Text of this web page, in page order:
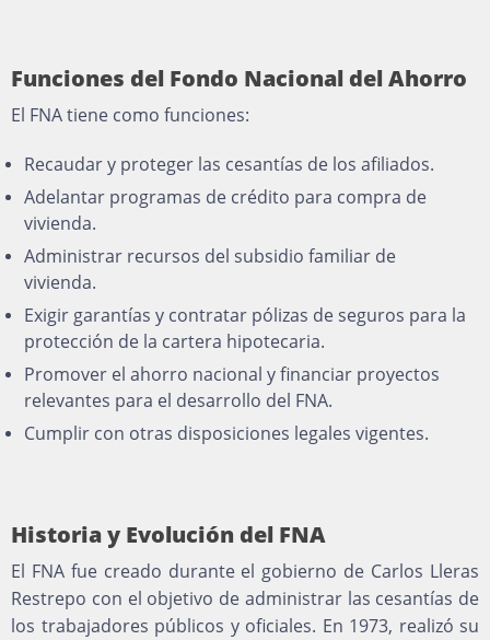
Funciones del Fondo Nacional del Ahorro
El FNA tiene como funciones:
Recaudar y proteger las cesantías de los afiliados.
Adelantar programas de crédito para compra de
vivienda.
Administrar recursos del subsidio familiar de
vivienda.
Exigir garantías y contratar pólizas de seguros para la
protección de la cartera hipotecaria.
Promover el ahorro nacional y financiar proyectos
relevantes para el desarrollo del FNA.
Cumplir con otras disposiciones legales vigentes.
Historia y Evolución del FNA
El FNA fue creado durante el gobierno de Carlos Lleras
Restrepo con el objetivo de administrar las cesantías de
los trabajadores públicos y oficiales. En 1973, realizó su